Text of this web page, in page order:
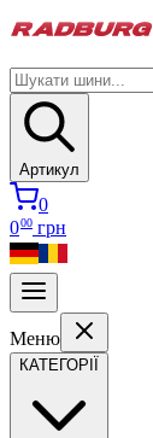
Артикул
0
000 грн
Меню
КАТЕГОРІЇ